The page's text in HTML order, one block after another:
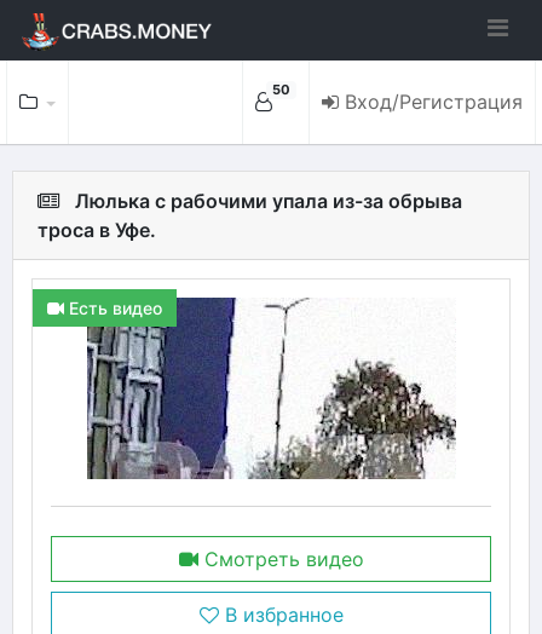
50 Вход/Регистрация
Люлька с рабочими упала из-за обрыва
троса в Уфе.
Есть видео
Смотреть видео
В избранное